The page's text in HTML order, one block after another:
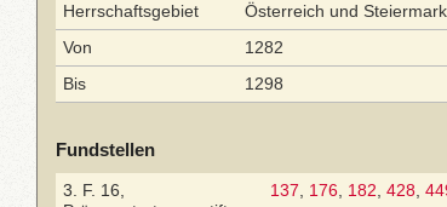
Herrschaftsgebiet
Österreich und Steiermark
Von
1282
Bis
1298
Fundstellen
3. F. 16,
137 176 182 428